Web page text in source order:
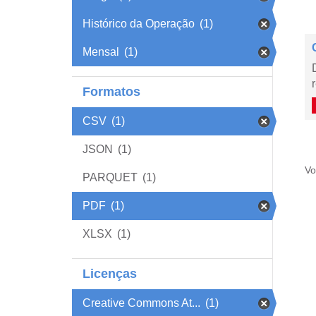
Histórico da Operação (1)
Mensal (1)
Formatos
CSV (1)
JSON (1)
PARQUET (1)
PDF (1)
XLSX (1)
Licenças
Creative Commons At... (1)